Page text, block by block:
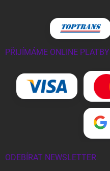
PŘIJÍMÁME ONLINE PLATBY
ODEBÍRAT NEWSLETTER